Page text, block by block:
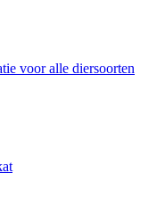
voor alle diersoorten